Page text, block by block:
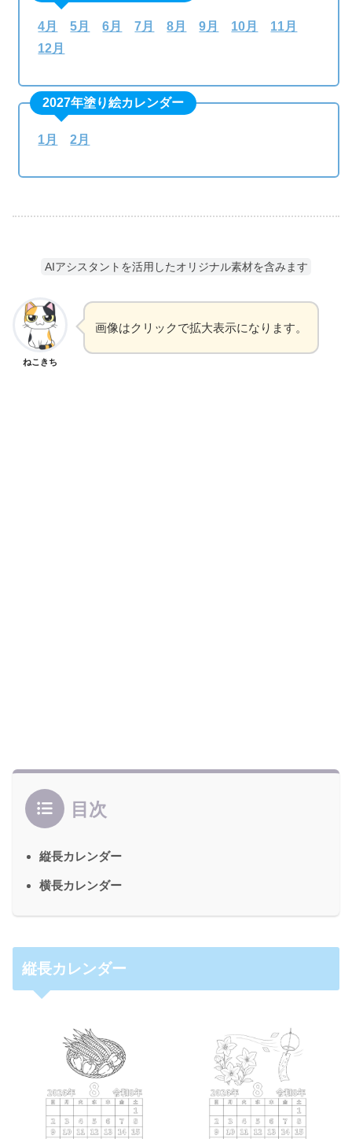
4月 5月 6月 7月 8月 9月 10月
11月
12月
2027年塗り絵カレンダー
1月 2月
AIアシスタントを活用したオリジナル素材を含みます
ねこきち
画像はクリックで拡大表示になります。
目次
縦長カレンダー
横長カレンダー
縦長カレンダー